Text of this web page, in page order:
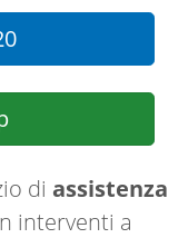
di assistenza
interventi a